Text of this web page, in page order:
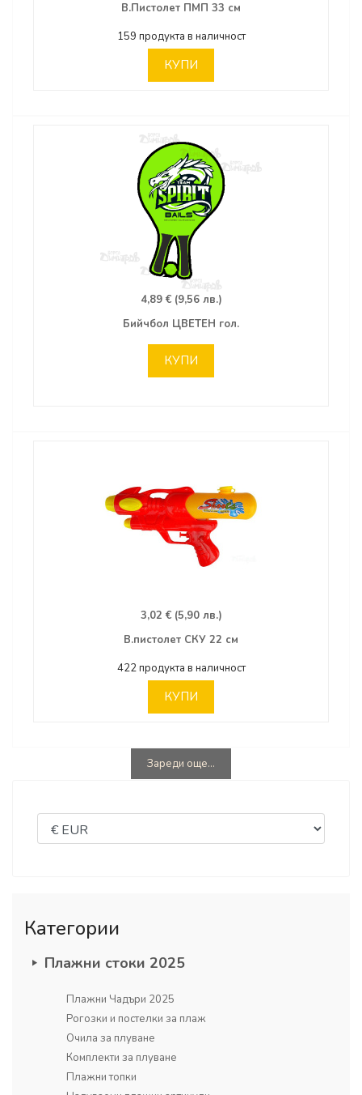
В.Пистолет ПМП 33 см
159 продукта в наличност
КУПИ
4,89 € (9,56 лв.)
Бийчбол ЦВЕТЕН гол.
КУПИ
3,02 € (5,90 лв.)
В.пистолет СКУ 22 см
422 продукта в наличност
КУПИ
Зареди още...
Категории
Плажни стоки 2025
Плажни Чадъри 2025
Рогозки и постелки за плаж
Очила за плуване
Комплекти за плуване
Плажни топки